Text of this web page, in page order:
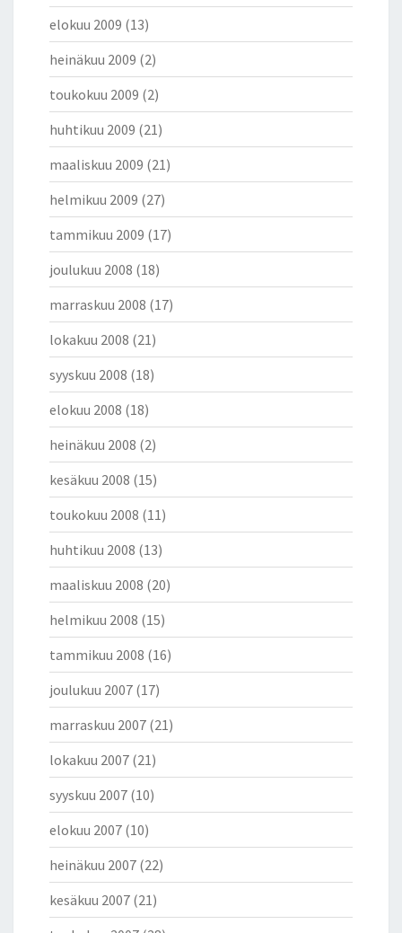
elokuu 2009 (13)
heinäkuu 2009 (2)
toukokuu 2009 (2)
huhtikuu 2009 (21)
maaliskuu 2009 (21)
helmikuu 2009 (27)
tammikuu 2009 (17)
joulukuu 2008 (18)
marraskuu 2008 (17)
lokakuu 2008 (21)
syyskuu 2008 (18)
elokuu 2008 (18)
heinäkuu 2008 (2)
kesäkuu 2008 (15)
toukokuu 2008 (11)
huhtikuu 2008 (13)
maaliskuu 2008 (20)
helmikuu 2008 (15)
tammikuu 2008 (16)
joulukuu 2007 (17)
marraskuu 2007 (21)
lokakuu 2007 (21)
syyskuu 2007 (10)
elokuu 2007 (10)
heinäkuu 2007 (22)
kesäkuu 2007 (21)